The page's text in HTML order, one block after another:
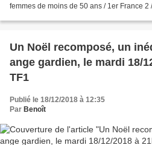
femmes de moins de 50 ans / 1er France 2
Un Noël recomposé, un
ange gardien, le mardi 18/
TF1
Publié le 18/12/2018 à 12:35
Par Benoît